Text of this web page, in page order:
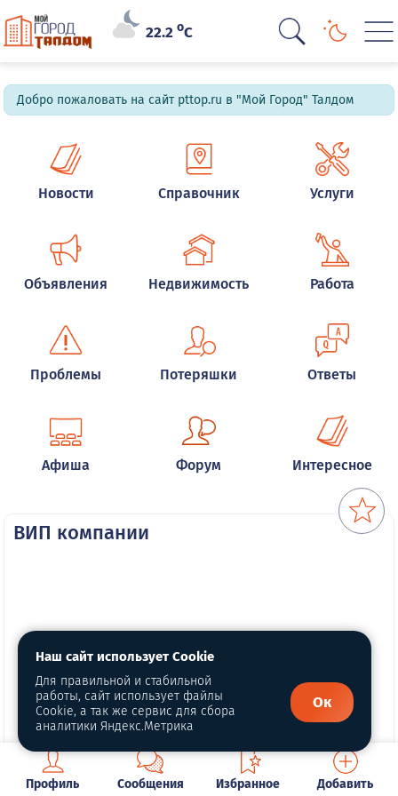
22.2oC
Добро пожаловать на сайт pttop.ru в "Мой Город" Талдом
Новости Справочник Услуги
Объявления Недвижимость Работа
Проблемы Потеряшки Ответы
Афиша Форум Интересное
ВИП компании
Профиль Сообщения Избранное Добавить
Наш сайт использует Cookie
Для правильной и стабильной
работы, сайт использует файлы
Cookie, а так же сервис для сбора
аналитики Яндекс.Метрика
Ок